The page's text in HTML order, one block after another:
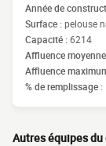
Année de
Surface :pelouse
Capacité :6214
Affluence
Affluence
% de remplissage :
Autres équipes du